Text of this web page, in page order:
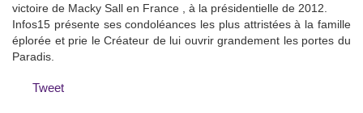
victoire de Macky Sall en France , à la présidentielle de 2012.
Infos15 présente ses condoléances les plus attristées à la famille
éplorée et prie le Créateur de lui ouvrir grandement les portes du
Paradis.
Tweet